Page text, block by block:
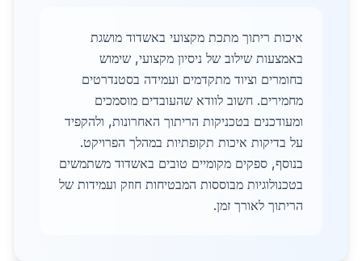
איכות ריתוך מתכת מקצועי באשדוד מושגת
באמצעות שילוב של ניסיון מקצועי, שימוש
בחומרים וציוד מתקדמים ועמידה בסטנדרטים
מחמירים. חשוב לוודא שהעובדים מוסמכים
ומעודכנים בטכניקות הריתוך האחרונות, ולהקפיד
על בדיקות איכות תקופתיות במהלך הפרויקט.
בנוסף, ספקים מקומיים טובים באשדוד משתמשים
בטכנולוגיות מבוססות המבטיחות חוזק ועמידות של
הריתוך לאורך זמן.